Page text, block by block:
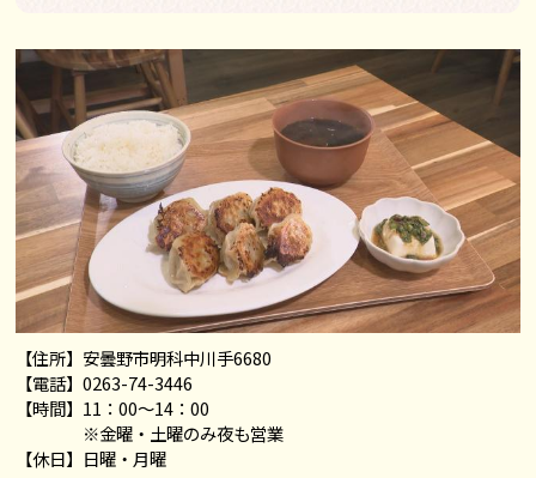
【住所】安曇野市明科中川手6680
【電話】0263-74-3446
【時間】11：00～14：00
※金曜・土曜のみ夜も営業
【休日】日曜・月曜